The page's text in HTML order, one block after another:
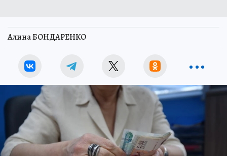
Алина БОНДАРЕНКО